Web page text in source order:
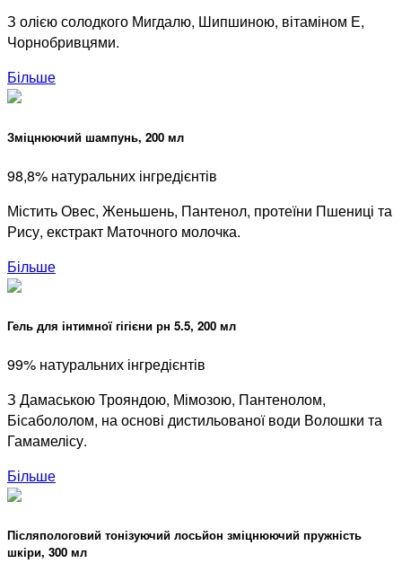
З олією солодкого Мигдалю, Шипшиною, вітаміном Е,
Чорнобривцями.
Більше
Зміцнюючий шампунь, 200 мл
98,8% натуральних інгредієнтів
Містить Овес, Женьшень, Пантенол, протеїни Пшениці та
Рису, екстракт Маточного молочка.
Більше
Гель для інтимної гігієни рн 5.5, 200 мл
99% натуральних інгредієнтів
З Дамаською Трояндою, Мімозою, Пантенолом,
Бісабололом, на основі дистильованої води Волошки та
Гамамелісу.
Більше
Післяпологовий тонізуючий лосьйон зміцнюючий пружність
шкіри, 300 мл